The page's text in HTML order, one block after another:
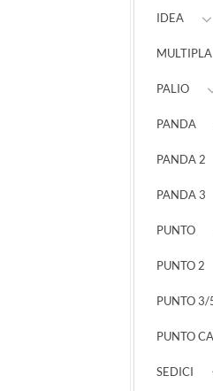
IDEA
MULTIPLA
PALIO
PANDA
PANDA 2
PANDA 3
PUNTO
PUNTO 2
PUNTO 3/
PUNTO
SEDICI